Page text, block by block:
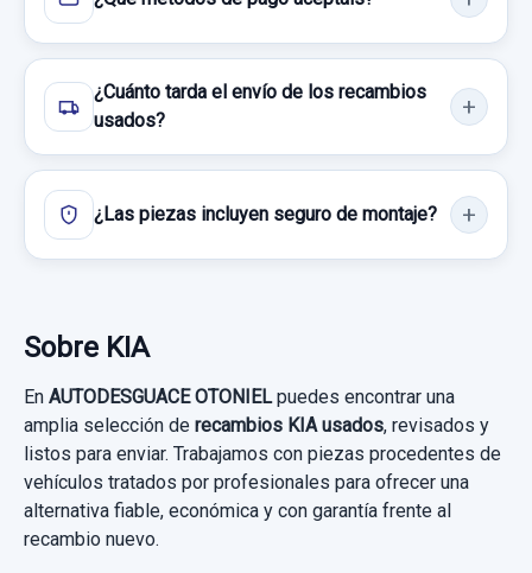
Ref:
60,00 €
Sin IVA, gastos de envío no incluidos.
MANGUETA TRASERA DERECHA D0130338HB
MANGUETA TRASERA DERECHA
D0130338HB... usado.
KIA CARNIVAL 2.9 CRDI VGT ACTIVE
54,54 €
Sin IVA, gastos de envío no incluidos.
Consultar por whatsapp
MOTOR ELEVALUNAS DELANTERO IZQUIERDO
MOTOR ELEVALUNAS DELANTERO... usado.
KIA CARNIVAL 2.9 CRDI VGT ACTIVE
Ref:880998
25,61 €
Sin IVA, gastos de envío no incluidos.
Consultar por whatsapp
usado.
KIA CARNIVAL 2.9 CRDI VGT ACTIVE
49,00 €
¿Cuánto tarda el envío de los recambios
usados?
¿Las piezas incluyen seguro de montaje?
Sobre KIA
En AUTODESGUACE OTONIELpuedes encontrar una
amplia selección de recambios KIA usados, revisados y
listos para enviar. Trabajamos con piezas procedentes de
vehículos tratados por profesionales para ofrecer una
alternativa fiable, económica y con garantía frente al
recambio nuevo.